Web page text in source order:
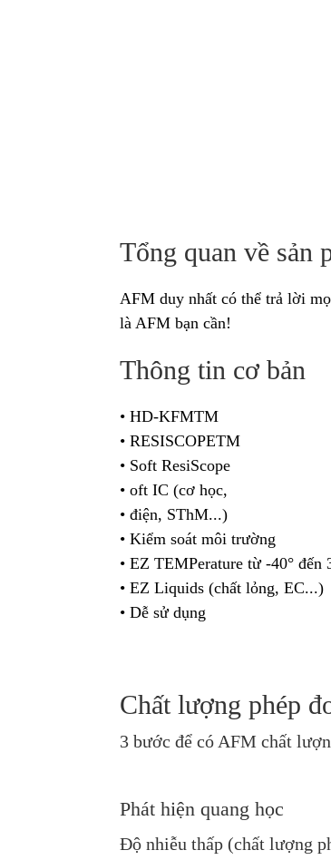
Tổng quan về sản
AFM duy nhất có thể trả lời
là AFM bạn cần!
Thông tin cơ bản
• HD-KFMTM
• RESISCOPETM
• Soft ResiScope
• oft IC (cơ học,
• điện, SThM...)
• Kiểm soát môi trường
• EZ TEMPerature từ -40° đến
• EZ Liquids (chất lỏng, EC...)
• Dễ sử dụng
Chất lượng phép
3 bước để có AFM chất
Phát hiện quang học
Độ nhiễu thấp (chất lượng